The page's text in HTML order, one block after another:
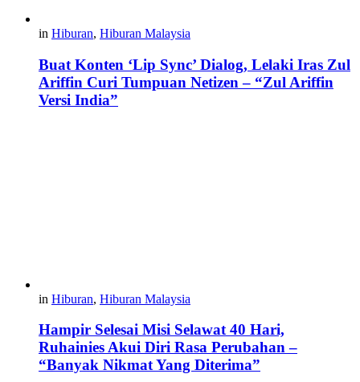
in Hiburan, Hiburan Malaysia
Buat Konten ‘Lip Sync’ Dialog, Lelaki Iras Zul
Ariffin Curi Tumpuan Netizen – “Zul Ariffin
Versi India”
in Hiburan, Hiburan Malaysia
Hampir Selesai Misi Selawat 40 Hari,
Ruhainies Akui Diri Rasa Perubahan –
“Banyak Nikmat Yang Diterima”